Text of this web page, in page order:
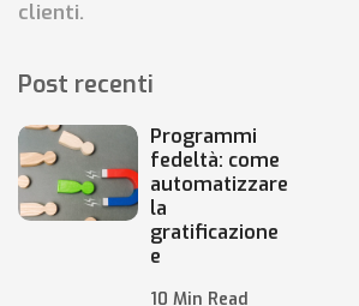
clienti.
Post recenti
Programmi
fedeltà: come
automatizzare
la
gratificazione
e
10 Min Read